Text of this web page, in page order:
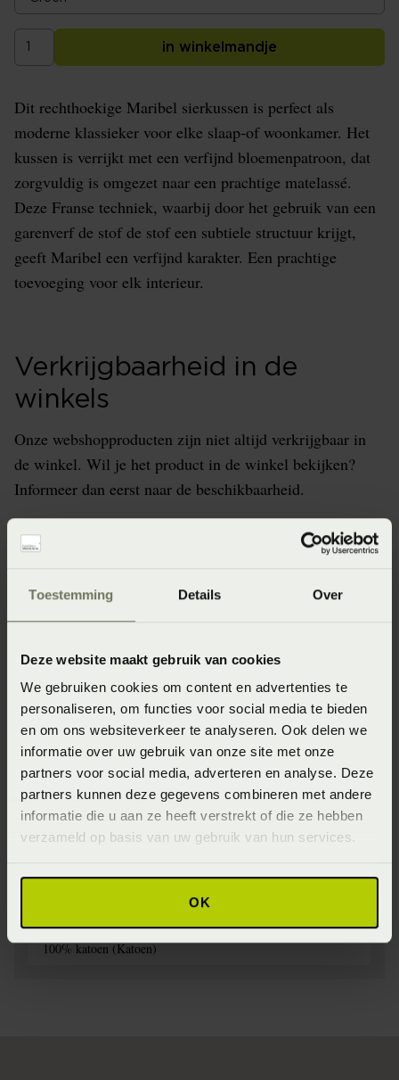
Toestemming Details Over
Deze website maakt gebruik van cookies
We gebruiken cookies om content en advertenties te
personaliseren, om functies voor social media te bieden
en om ons websiteverkeer te analyseren. Ook delen we
informatie over uw gebruik van onze site met onze
partners voor social media, adverteren en analyse. Deze
partners kunnen deze gegevens combineren met andere
informatie die u aan ze heeft verstrekt of die ze hebben
verzameld op basis van uw gebruik van hun services.
OK
in winkelmandje
Dit rechthoekige Maribel sierkussen is perfect als
moderne klassieker voor elke slaap-of woonkamer. Het
kussen is verrijkt met een verfijnd bloemenpatroon, dat
zorgvuldig is omgezet naar een prachtige matelassé.
Deze Franse techniek, waarbij door het gebruik van een
garenverf de stof de stof een subtiele structuur krijgt,
geeft Maribel een verfijnd karakter. Een prachtige
toevoeging voor elk interieur.
Verkrijgbaarheid in de
winkels
Onze webshopproducten zijn niet altijd verkrijgbaar in
de winkel. Wil je het product in de winkel bekijken?
Informeer dan eerst naar de beschikbaarheid.
Specificaties
Afmeting
40x90 (40 x 90 cm)
Seizoen
FW2024
Wasinstructie
40 graden wassen)
100% katoen (Katoen)